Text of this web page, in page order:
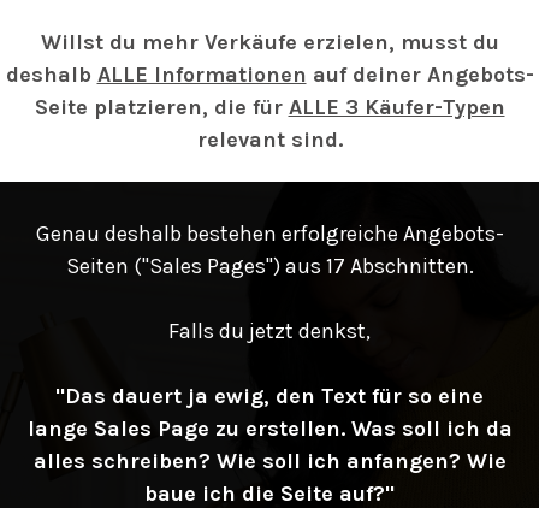
Willst du mehr Verkäufe erzielen, musst du
deshalb ALLE Informationen auf deiner Angebots-
Seite platzieren, die für ALLE 3 Käufer-Typen
relevant sind.
Genau deshalb bestehen erfolgreiche Angebots-
Seiten ("Sales Pages") aus 17 Abschnitten.
Falls du jetzt denkst,
"Das dauert ja ewig, den Text für so eine
lange Sales Page zu erstellen. Was soll ich da
alles schreiben? Wie soll ich anfangen? Wie
baue ich die Seite auf?"